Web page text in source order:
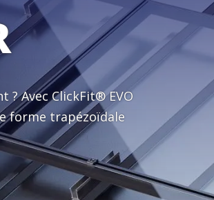
? Avec ClickFit® EVO
forme trapézoïdale